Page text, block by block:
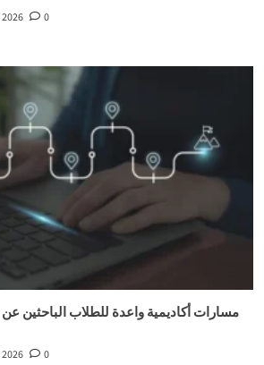
0
مسارات أكاديمية واعدة للطلاب الباحثين
0